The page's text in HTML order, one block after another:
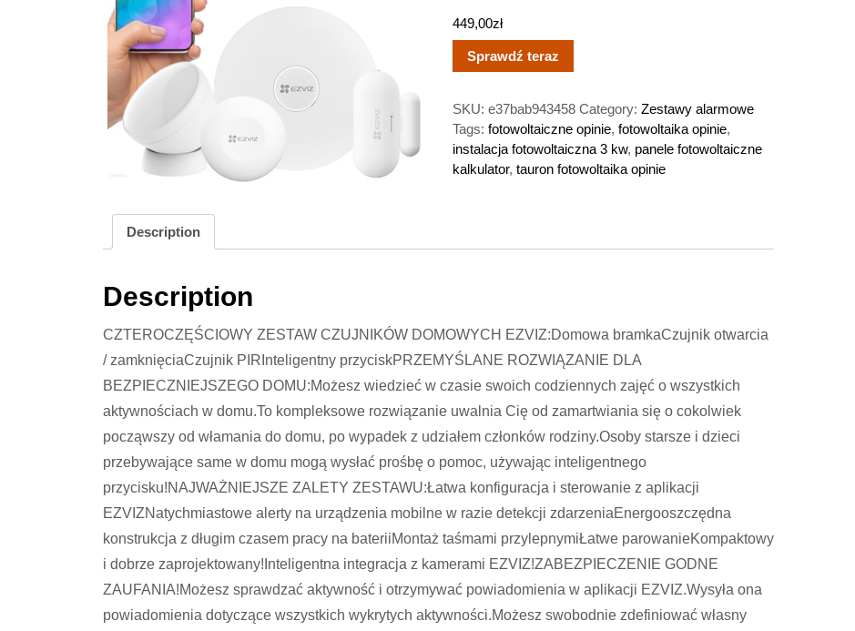
449,00zł
Sprawdź teraz
SKU: e37bab943458 Category: Zestawy alarmowe
Tags: fotowoltaiczne opinie, fotowoltaika opinie,
instalacja fotowoltaiczna 3 kw, panele fotowoltaiczne
kalkulator, tauron fotowoltaika opinie
Description
Description
CZTEROCZĘŚCIOWY ZESTAW CZUJNIKÓW DOMOWYCH EZVIZ:Domowa bramkaCzujnik otwarcia
/ zamknięciaCzujnik PIRInteligentny przyciskPRZEMYŚLANE ROZWIĄZANIE DLA
BEZPIECZNIEJSZEGO DOMU:Możesz wiedzieć w czasie swoich codziennych zajęć o wszystkich
aktywnościach w domu.To kompleksowe rozwiązanie uwalnia Cię od zamartwiania się o cokolwiek
począwszy od włamania do domu, po wypadek z udziałem członków rodziny.Osoby starsze i dzieci
przebywające same w domu mogą wysłać prośbę o pomoc, używając inteligentnego
przycisku!NAJWAŻNIEJSZE ZALETY ZESTAWU:Łatwa konfiguracja i sterowanie z aplikacji
EZVIZNatychmiastowe alerty na urządzenia mobilne w razie detekcji zdarzeniaEnergooszczędna
konstrukcja z długim czasem pracy na bateriiMontaż taśmami przylepnymiŁatwe parowanieKompaktowy
i dobrze zaprojektowany!Inteligentna integracja z kamerami EZVIZ!ZABEZPIECZENIE GODNE
ZAUFANIA!Możesz sprawdzać aktywność i otrzymywać powiadomienia w aplikacji EZVIZ.Wysyła ona
powiadomienia dotyczące wszystkich wykrytych aktywności.Możesz swobodnie zdefiniować własny